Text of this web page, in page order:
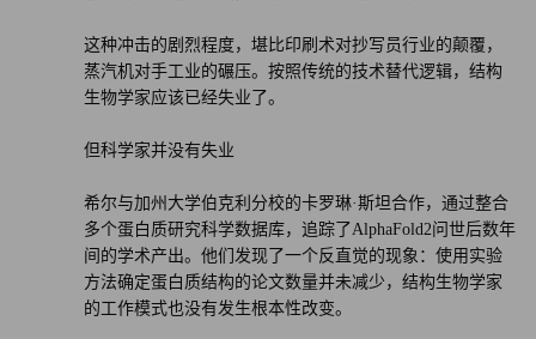
这种冲击的剧烈程度，堪比印刷术对抄写员行业的颠覆，
蒸汽机对手工业的碾压。按照传统的技术替代逻辑，结构
生物学家应该已经失业了。
但科学家并没有失业
希尔与加州大学伯克利分校的卡罗琳·斯坦合作，通过整合
多个蛋白质研究科学数据库，追踪了AlphaFold2问世后数年
间的学术产出。他们发现了一个反直觉的现象：使用实验
方法确定蛋白质结构的论文数量并未减少，结构生物学家
的工作模式也没有发生根本性改变。